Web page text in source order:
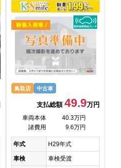
鳥取店 中古車
支払総額49.9万円
車両本体
40.3万円
諸費用
9.6万円
年式 H29年式
車検 車検受渡